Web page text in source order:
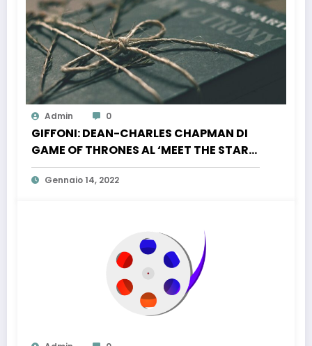
Admin 0
GIFFONI: DEAN-CHARLES CHAPMAN DI
GAME OF THRONES AL ‘MEET THE STARS’
DI SABATO 23
Gennaio 14, 2022